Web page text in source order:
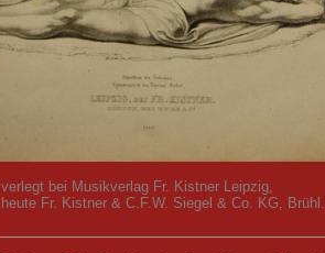
verlegt bei Musikverlag Fr. Kistner Leipzig,
heute Fr. Kistner & C.F.W. Siegel & Co. KG, Brühl.